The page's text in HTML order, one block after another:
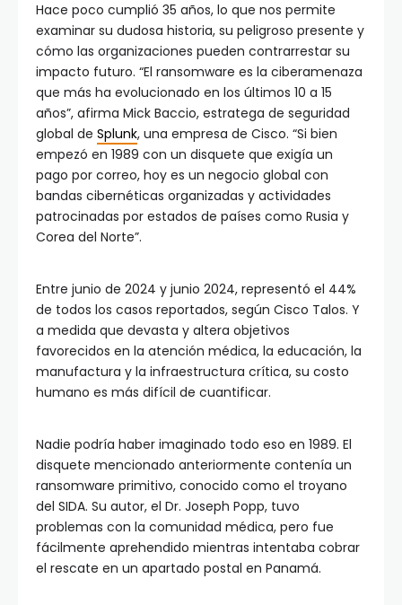
Hace poco cumplió 35 años, lo que nos permite
examinar su dudosa historia, su peligroso presente y
cómo las organizaciones pueden contrarrestar su
impacto futuro. “El ransomware es la ciberamenaza
que más ha evolucionado en los últimos 10 a 15
años”, afirma Mick Baccio, estratega de seguridad
global de Splunk, una empresa de Cisco. “Si bien
empezó en 1989 con un disquete que exigía un
pago por correo, hoy es un negocio global con
bandas cibernéticas organizadas y actividades
patrocinadas por estados de países como Rusia y
Corea del Norte”.
Entre junio de 2024 y junio 2024, representó el 44%
de todos los casos reportados, según Cisco Talos. Y
a medida que devasta y altera objetivos
favorecidos en la atención médica, la educación, la
manufactura y la infraestructura crítica, su costo
humano es más difícil de cuantificar.
Nadie podría haber imaginado todo eso en 1989. El
disquete mencionado anteriormente contenía un
ransomware primitivo, conocido como el troyano
del SIDA. Su autor, el Dr. Joseph Popp, tuvo
problemas con la comunidad médica, pero fue
fácilmente aprehendido mientras intentaba cobrar
el rescate en un apartado postal en Panamá.